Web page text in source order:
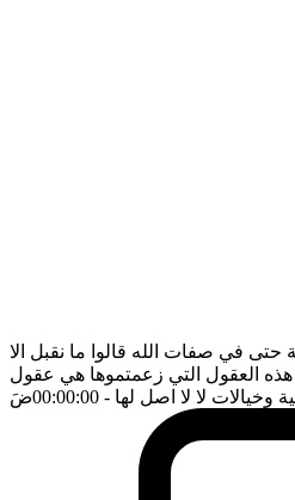
حتى في صفات الله قالوا ما نقبل الا
هذه العقول التي زعمتموها هي عقول
وخيالات لا لا اصل لها - 00:00:00 ضَ